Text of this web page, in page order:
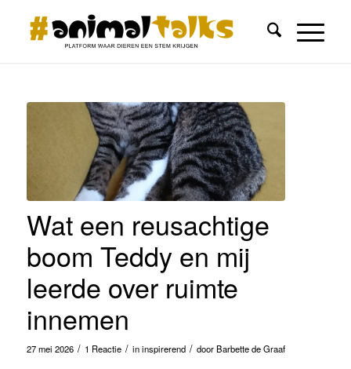
Wat een reusachtige
boom Teddy en mij
leerde over ruimte
innemen
27 mei 2026 / 1 Reactie / ininspirerend / doorBarbette de Graaf